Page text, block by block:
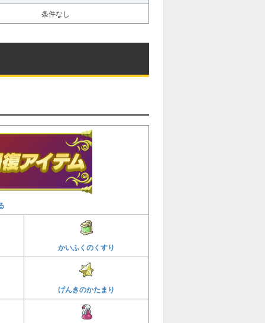
条件なし
かいふくのくすり
げんきのかたまり